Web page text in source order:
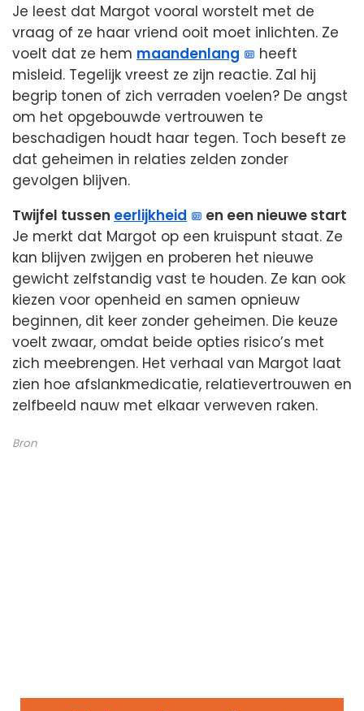
Je leest dat Margot vooral worstelt met de
vraag of ze haar vriend ooit moet inlichten. Ze
voelt dat ze hem maandenlang
heeft
misleid. Tegelijk vreest ze zijn reactie. Zal hij
begrip tonen of zich verraden voelen? De angst
om het opgebouwde vertrouwen te
beschadigen houdt haar tegen. Toch beseft ze
dat geheimen in relaties zelden zonder
gevolgen blijven.
Twijfel tussen eerlijkheid
en een nieuwe start
Je merkt dat Margot op een kruispunt staat. Ze
kan blijven zwijgen en proberen het nieuwe
gewicht zelfstandig vast te houden. Ze kan ook
kiezen voor openheid en samen opnieuw
beginnen, dit keer zonder geheimen. Die keuze
voelt zwaar, omdat beide opties risico’s met
zich meebrengen. Het verhaal van Margot laat
zien hoe afslankmedicatie, relatievertrouwen en
zelfbeeld nauw met elkaar verweven raken.
Bron